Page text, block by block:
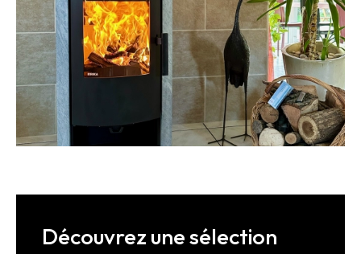
Découvrez une sélection